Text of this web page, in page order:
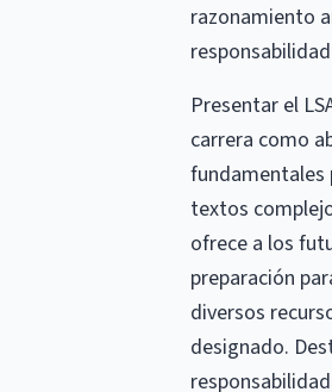
razonamiento
Presentar el
carrera como
fundamentales
textos
ofrece a los
preparación
diversos
designado.